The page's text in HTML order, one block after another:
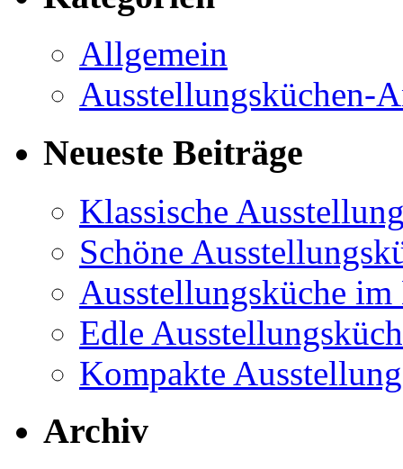
Allgemein
Ausstellungsküchen-
Neueste Beiträge
Klassische
Schöne
Ausstellungsküche
Edle
Kompakte
Archiv